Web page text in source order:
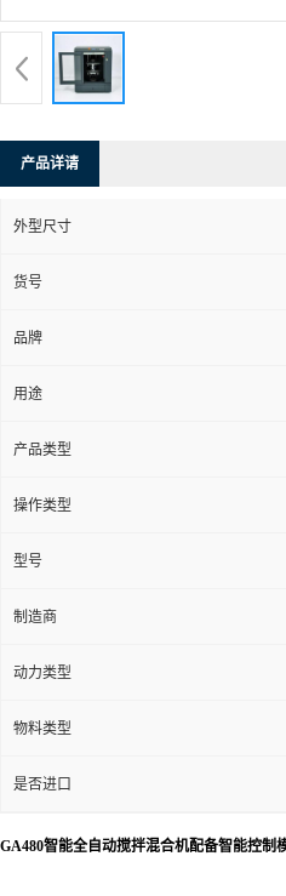
产品详请
外型尺寸
货号
品牌
用途
产品类型
操作类型
型号
制造商
动力类型
物料类型
是否进口
GA480智能全自动搅拌混合机配备智能控